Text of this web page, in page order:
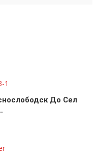
До Сел